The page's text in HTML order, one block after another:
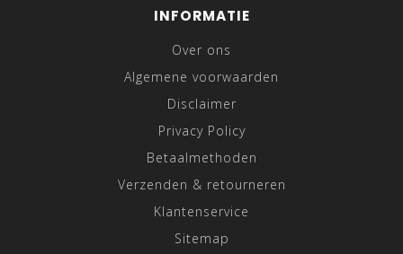
INFORMATIE
Over ons
Algemene voorwaarden
Disclaimer
Privacy Policy
Betaalmethoden
Verzenden & retourneren
Klantenservice
Sitemap